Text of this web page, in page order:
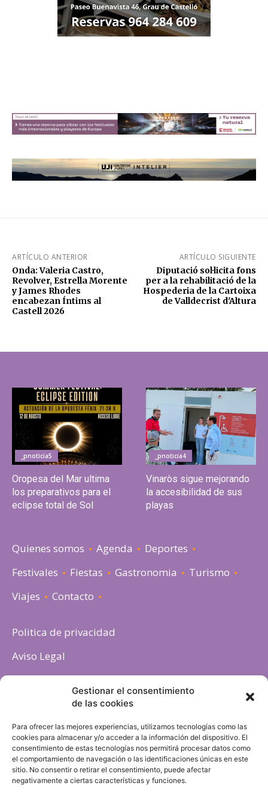
Gestionar el consentimiento
de las cookies
Para ofrecer las mejores experiencias, utilizamos tecnologías como las
cookies para almacenar y/o acceder a la información del dispositivo. El
consentimiento de estas tecnologías nos permitirá procesar datos como
el comportamiento de navegación o las identificaciones únicas en este
sitio. No consentir o retirar el consentimiento, puede afectar
negativamente a ciertas características y funciones.
ARTÍCULO ANTERIOR
Onda: Valeria Castro,
Revolver, Estrella Morente
y James Rhodes
encabezan Íntims al
Castell 2026
ARTÍCULO SIGUIENTE
Diputació sol·licita fons
per a la rehabilitació de la
Hospederia de la Cartoixa
de Valldecrist d'Altura
_pnoticia5
Oropesa del Mar ultima
los preparativos para el
eclipse total de Sol
_pnoticia4
Vinaròs sigue mejorando
la accesibilidad de sus
playas
Quienes somos Agenda
Deportes
Festivales
Fiestas Gastronomia
Turismo
Viajes
Contacto
Politica de privacidad
Aviso Legal
Política de cookies